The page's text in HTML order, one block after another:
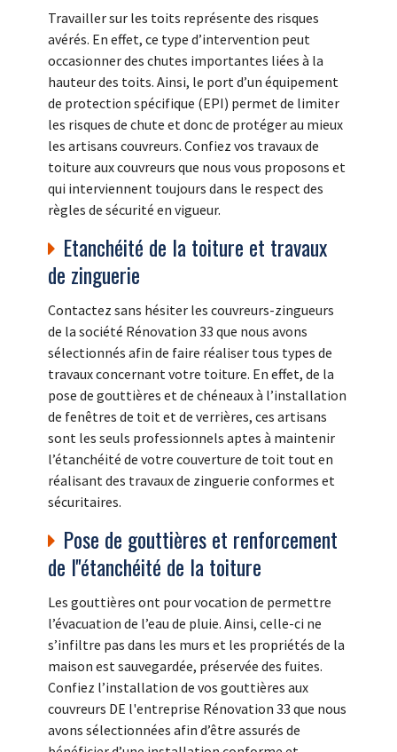
Travailler sur les toits représente des risques
avérés. En effet, ce type d’intervention peut
occasionner des chutes importantes liées à la
hauteur des toits. Ainsi, le port d’un équipement
de protection spécifique (EPI) permet de limiter
les risques de chute et donc de protéger au mieux
les artisans couvreurs. Confiez vos travaux de
toiture aux couvreurs que nous vous proposons et
qui interviennent toujours dans le respect des
règles de sécurité en vigueur.
Etanchéité de la toiture et travaux
de zinguerie
Contactez sans hésiter les couvreurs-zingueurs
de la société Rénovation 33 que nous avons
sélectionnés afin de faire réaliser tous types de
travaux concernant votre toiture. En effet, de la
pose de gouttières et de chéneaux à l’installation
de fenêtres de toit et de verrières, ces artisans
sont les seuls professionnels aptes à maintenir
l’étanchéité de votre couverture de toit tout en
réalisant des travaux de zinguerie conformes et
sécuritaires.
Pose de gouttières et renforcement
de l''étanchéité de la toiture
Les gouttières ont pour vocation de permettre
l’évacuation de l’eau de pluie. Ainsi, celle-ci ne
s’infiltre pas dans les murs et les propriétés de la
maison est sauvegardée, préservée des fuites.
Confiez l’installation de vos gouttières aux
couvreurs DE l'entreprise Rénovation 33 que nous
avons sélectionnées afin d’être assurés de